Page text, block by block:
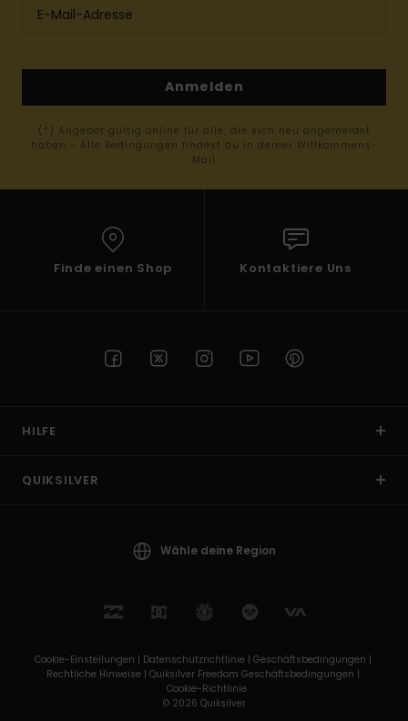
Anmelden
(*) Angebot gültig online für alle, die sich neu angemeldet
haben - Alle Bedingungen findest du in deiner Willkommens-
Mail
Finde einen Shop Kontaktiere Uns
HILFE
QUIKSILVER
Wähle deine Region
Cookie-Einstellungen | Datenschutzrichtlinie | Geschäftsbedingungen |
Rechtliche Hinweise | Quiksilver Freedom Geschäftsbedingungen |
Cookie-Richtlinie
© 2026 Quiksilver